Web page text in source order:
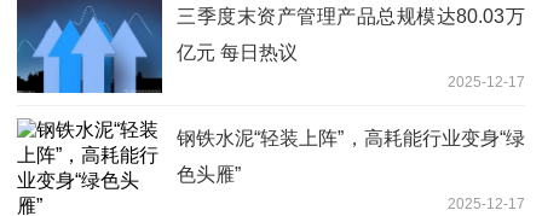
三季度末资产管理产品总规模达80.03万
亿元 每日热议
2025-12-17
钢铁水泥“轻装上阵”，高耗能行业变身“绿
色头雁”
2025-12-17